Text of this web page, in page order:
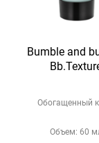
Bumble and
Обогащенный
Объем: 60